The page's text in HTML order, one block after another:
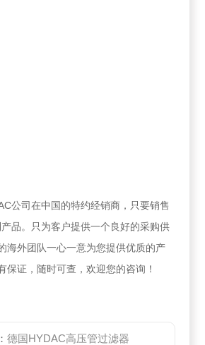
公司在中国的特约经销商，只要销售
品。只为客户提供一个良好的采购供
海外团队一心一意为您提供优质的产
保证，随时可查，欢迎您的咨询！
德国HYDAC高压管过滤器